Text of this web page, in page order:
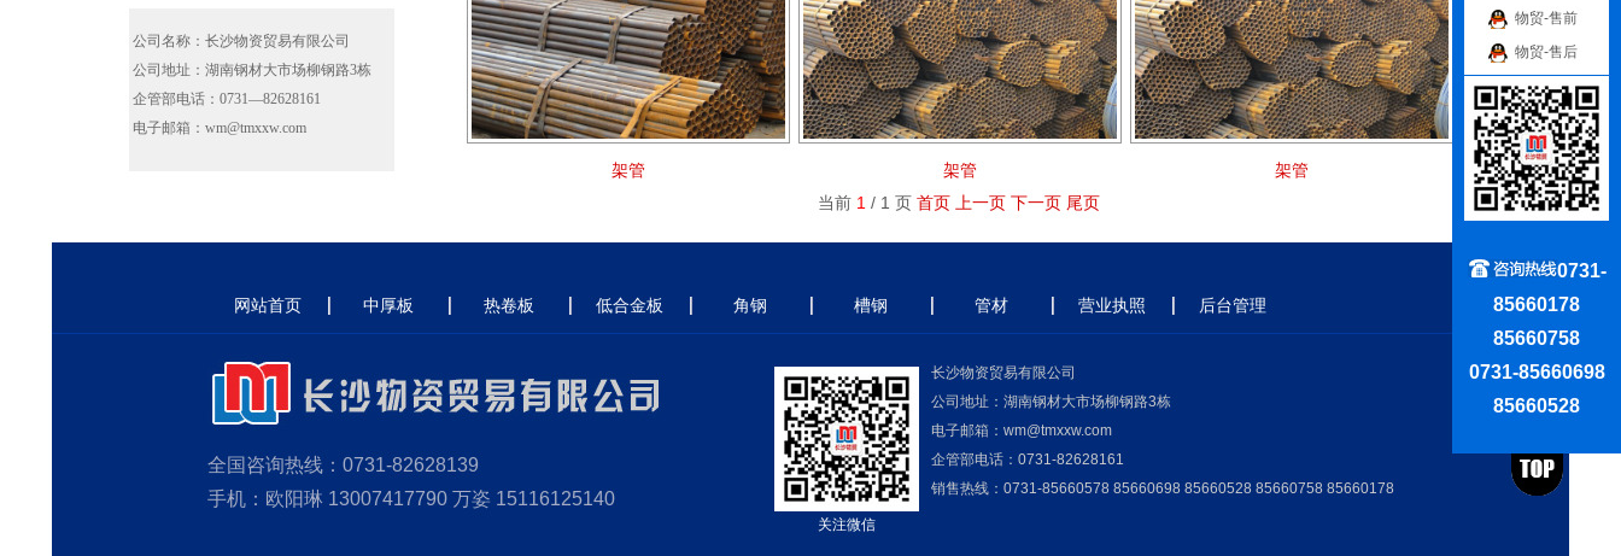
公司名称：长沙物资贸易有限公司
公司地址：湖南钢材大市场柳钢路3栋
企管部电话：0731—82628161
电子邮箱：wm@tmxxw.com
架管 架管
架管
当前 1 / 1 页 首页 上一页 下一页 尾页
网站首页 中厚板 热卷板 低合金板 角钢 槽钢 管材 营业执照 后台管理
全国咨询热线：0731-82628139
手机：欧阳琳 13007417790 万姿 15116125140
关注微信
长沙物资贸易有限公司
公司地址：湖南钢材大市场柳钢路3栋
电子邮箱：wm@tmxxw.com
企管部电话：0731-82628161
销售热线：0731-85660578 85660698 85660528 85660758 85660178
物贸-售前
物贸-售后
0731-
85660178
85660758
0731-85660698
85660528